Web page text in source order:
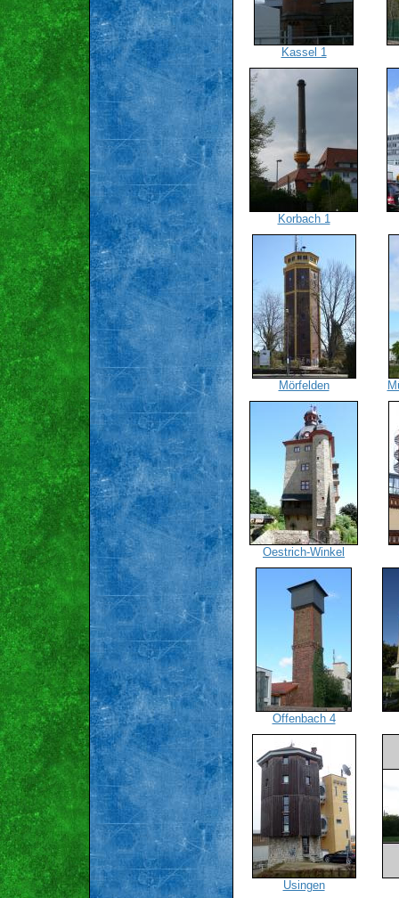
Kassel 1
Korbach 1
Mörfelden
Oestrich-Winkel
Offenbach 4
Usingen